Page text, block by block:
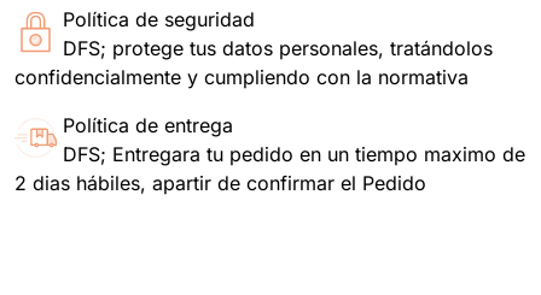
Política de seguridad
DFS; protege tus datos personales, tratándolos
confidencialmente y cumpliendo con la normativa
Política de entrega
DFS; Entregara tu pedido en un tiempo maximo de
2 dias hábiles, apartir de confirmar el Pedido